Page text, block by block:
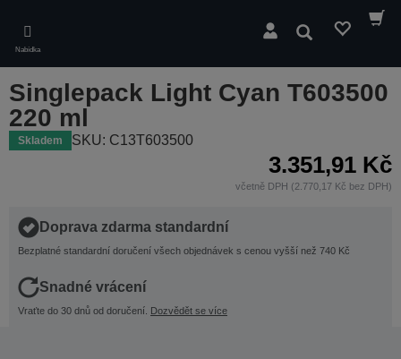
main
content
Nabídka
Hledat
Singlepack Light Cyan T603500
220 ml
Skladem SKU: C13T603500
3.351,91 Kč
včetně DPH (2.770,17 Kč bez DPH)
Doprava zdarma standardní
Bezplatné standardní doručení všech objednávek s cenou vyšší než 740 Kč
Snadné vrácení
Vraťte do 30 dnů od doručení. Dozvědět se více